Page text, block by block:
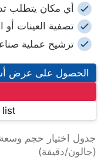
60
RF100D
RF100D
90
أي مكان يتطلب
تصفية العينات أو
ترشيح عملية
الحصول على عرض
جدول اختيار حجم
(جالون/دقيقة)